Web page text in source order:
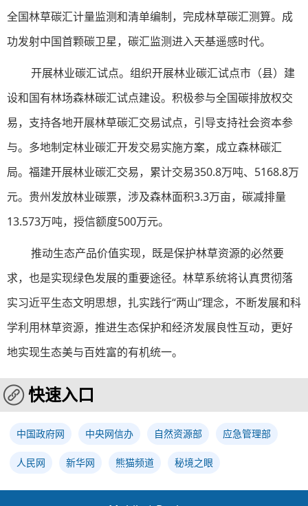
全国林草碳汇计量监测和清单编制，完成林草碳汇测算。成
功发射中国首颗碳卫星，碳汇监测进入天基遥感时代。
开展林业碳汇试点。组织开展林业碳汇试点市（县）建
设和国有林场森林碳汇试点建设。积极参与全国碳排放权交
易，支持各地开展林草碳汇交易试点，引导支持社会资本参
与。多地制定林业碳汇开发交易实施方案，成立森林碳汇
局。福建开展林业碳汇交易，累计交易350.8万吨、5168.8万
元。贵州发放林业碳票，涉及森林面积3.3万亩，碳减排量
13.573万吨，授信额度500万元。
推动生态产品价值实现，既是保护林草资源的必然要
求，也是实现绿色发展的重要途径。林草系统将认真贯彻落
实习近平生态文明思想，扎实践行“两山”理念，不断发展和科
学利用林草资源，推进生态保护和经济发展良性互动，更好
地实现生态美与百姓富的有机统一。
快速入口
中国政府网 中央网信办 自然资源部 应急管理部
人民网 新华网 熊猫频道 秘境之眼